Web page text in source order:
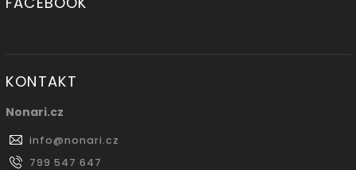
KONTAKT
Nonari.cz
info@nonari.cz
799 547 647